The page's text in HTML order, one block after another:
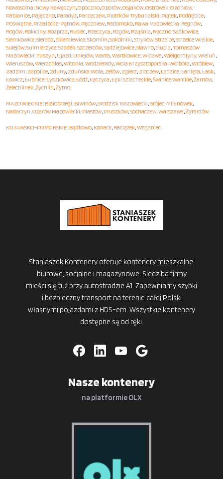
Nowosolna, Nowy Kawęczyn,Opoczno,Oporów,Osjaków,Ostrówek,Ozorków,
Pabianice, Pajęczno, Paradyż, Parzęczew, Piotrków Trybunalski, Piątek, Poddębice,
Poświętne, Przedbórz, Pątnów, Pęczniew, Radomsko, Rawa Mazowiecka, Regnów,
Rogów, Rokiciny, Rozprza, Rusiec, Rzeczyca, Rzgów, Rząśnia, Ręczno,Sadkowice,
Siemkowice,Sieradz,Skierniewice,Skomlin,Sokolniki,Stryków,Strzelce,Strzelce Wielkie,
Sulejów,Sulmierzyce,Szadek,Szczerców,Sędziejowice,Sławno,Słupia,Tomaszów
Mazowiecki,Tuszyn, Ujazd, Uniejów,Warta,Wartkowice,Widawa,Wielgomłyny,Wieluń,
Wieruszów,Wierzchlas,Witonia,Wodzierady,Wola Krzysztoporska,Wolbórz,Wróblew,
Zadzim, Zapolice, Zduny, Zduńska Wola, Zelów, Zgierz, Złoczew,Ładzice,Łanięta,Łask,
Łowicz,Łubnice,Łyszkowice,Łódź,Łęczyca,Łęki Szlacheckie,Świnice Warckie,Żarnów,
Żelechlinek,Żychlin,Żytno.
MAZOWIECKIE: Białobrzegi, Brwinów,Grodzisk Mazowiecki,Grójec, Milanówek,
Nadarzyn,Ożarów Mazowiecki, Piastów, Pruszków,Sochaczew,Warszawa,Żyrardów.
KUJAWSKO-POMORSKIE: Bądkowo, Koneck, Raciążek,Waganiec.
Staniaszek Kontenery oferuje kontenery mieszkalne,
biurowe, socjalne i magazynowe. Siedziba firmy
mieści się tuż przy autostradzie A1. Zapewniamy szybki
i bezpieczny transport na terenie całej Polski
własnymi pojazdami z HDS-em. Wszystkie kontenery
dostępne są od ręki.
Nasze kontenery
na platformie OLX